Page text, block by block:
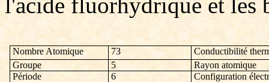
Nombre Atomique 73
Conductibilité
Groupe
5
Rayon atomique
Période
6
Configuration